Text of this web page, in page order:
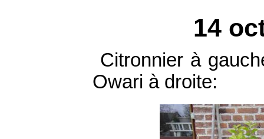
14
Citronnier à
Owari à droite: